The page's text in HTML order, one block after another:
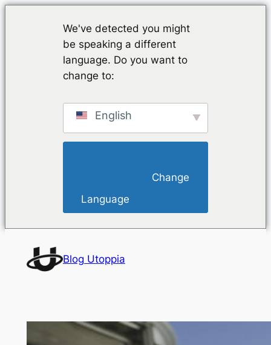
We've detected you might
be speaking a different
language. Do you want to
change to:
English
Language
contenuto
Blog Utoppia